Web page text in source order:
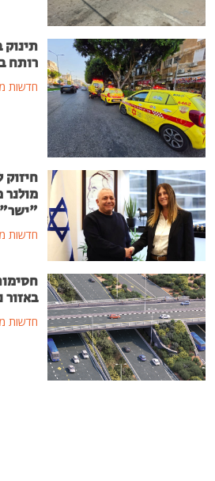
רותח
חדשות
חיזוק
"ישר"
חדשות
באזור
חדשות